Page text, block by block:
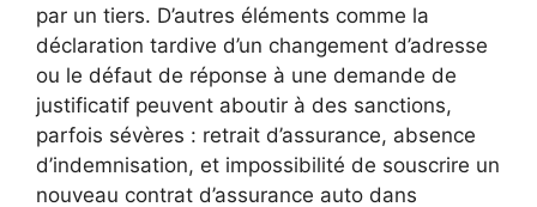
par un tiers. D’autres éléments comme la
déclaration tardive d’un changement d’adresse
ou le défaut de réponse à une demande de
justificatif peuvent aboutir à des sanctions,
parfois sévères : retrait d’assurance, absence
d’indemnisation, et impossibilité de souscrire un
nouveau contrat d’assurance auto dans